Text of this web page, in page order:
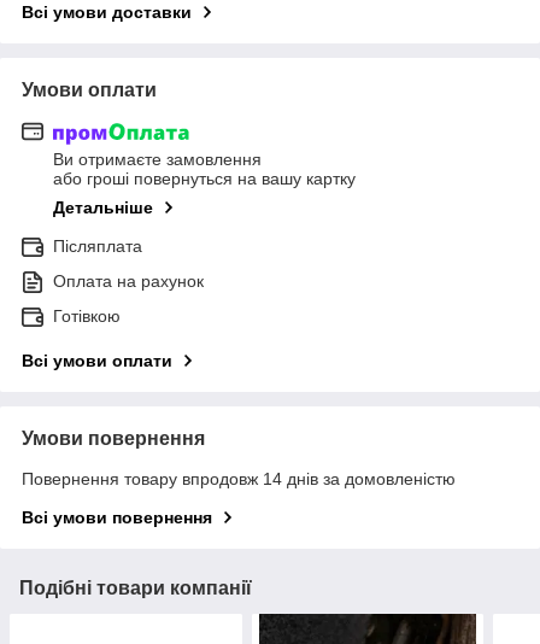
Всі умови доставки
Умови оплати
Ви отримаєте замовлення
або гроші повернуться на вашу картку
Детальніше
Післяплата
Оплата на рахунок
Готівкою
Всі умови оплати
Умови повернення
Повернення товару впродовж 14 днів за домовленістю
Всі умови повернення
Подібні товари компанії